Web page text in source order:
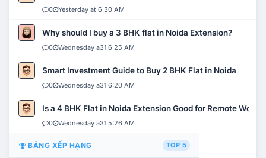
0 Yesterday at 6:30 AM
Why should I buy a 3 BHK flat in Noida Extension?
0 Wednesday a31 6:25 AM
Smart Investment Guide to Buy 2 BHK Flat in Noida
0 Wednesday a31 6:20 AM
Is a 4 BHK Flat in Noida Extension Good for Remote Work?
0 Wednesday a31 5:26 AM
BẢNG XẾP HẠNG TOP 5